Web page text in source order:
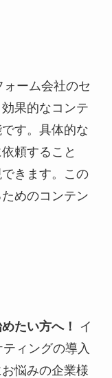
ーム会社のセ
果的なコンテ
す。具体的な
頼すること
きます。この
めのコンテン
たい方へ！
イ
ィングの導入
悩みの企業様